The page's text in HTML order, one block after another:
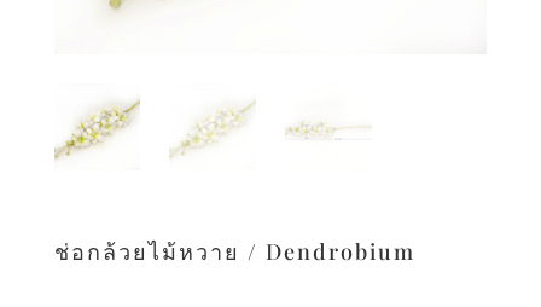
ช่อกล้วยไม้หวาย / Dendrobium